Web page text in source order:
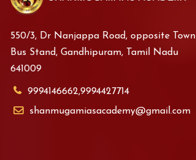
550/3, Dr Nanjappa Road, opposite Town
Bus Stand, Gandhipuram, Tamil Nadu
641009
9994146662,9994427714
shanmugamiasacademy@gmail.com